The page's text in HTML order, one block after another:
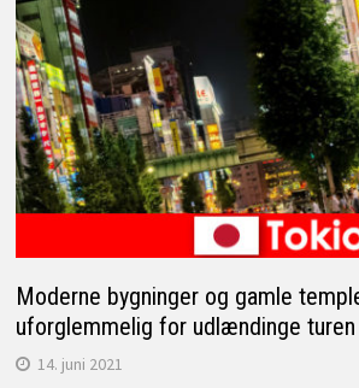
Moderne bygninger og gamle
uforglemmelig for udlændinge turen
14. juni 2021